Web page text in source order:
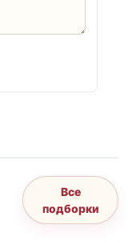
Все
подборки